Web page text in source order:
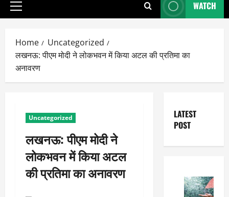
Primary
WATCH
Home
Uncategorized
लखनऊ: पीएम मोदी ने लोकभवन में किया अटल की प्रतिमा का
अनावरण
Uncategorized
लखनऊ: पीएम मोदी ने
लोकभवन में किया अटल
की प्रतिमा का अनावरण
LATEST
POST